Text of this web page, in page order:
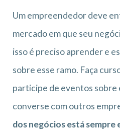
Um empreendedor deve
mercado em que seu
isso é preciso aprender e
sobre esse ramo. Faça
participe de eventos
converse com outros
dos negócios está sempre